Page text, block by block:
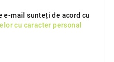
e-mail sunteți de acord cu
cu caracter personal